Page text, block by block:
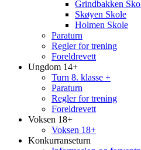
Grindbakken
Skøyen Skole
Holmen Skole
Paraturn
Regler for trening
Foreldrevett
Ungdom 14+
Turn 8. klasse +
Paraturn
Regler for trening
Foreldrevett
Voksen 18+
Voksen 18+
Konkurranseturn